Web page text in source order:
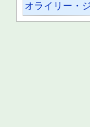
オライリー・